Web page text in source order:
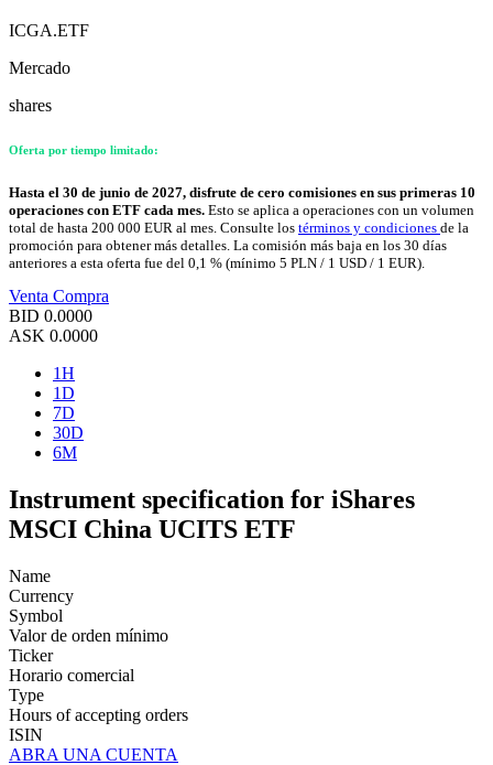
ICGA.ETF
Mercado
shares
Oferta por tiempo limitado:
Hasta el 30 de junio de 2027, disfrute de cero comisiones en sus primeras 10
operaciones con ETF cada mes. Esto se aplica a operaciones con un volumen
total de hasta 200 000 EUR al mes. Consulte los términos y condiciones de la
promoción para obtener más detalles. La comisión más baja en los 30 días
anteriores a esta oferta fue del 0,1 % (mínimo 5 PLN / 1 USD / 1 EUR).
Venta Compra
BID 0.0000
ASK 0.0000
1H
1D
7D
30D
6M
Instrument specification for iShares
MSCI China UCITS ETF
Name
Currency
Symbol
Valor de orden mínimo
Ticker
Horario comercial
Type
Hours of accepting orders
ISIN
ABRA UNA CUENTA